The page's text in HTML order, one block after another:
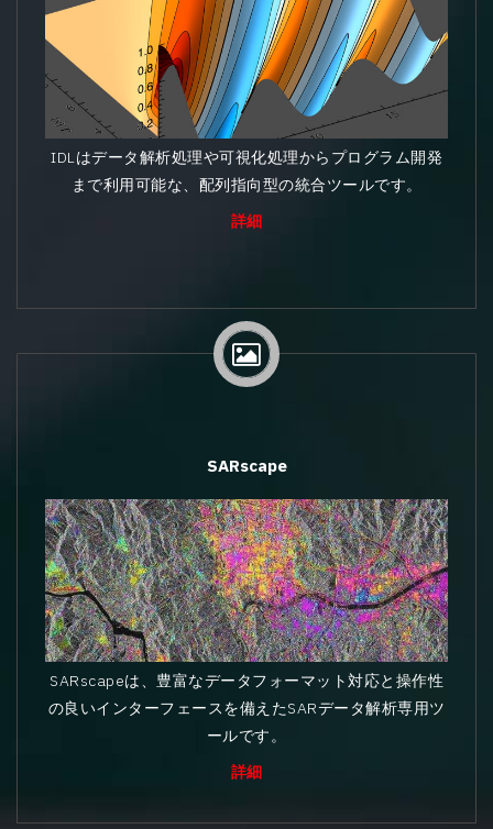
IDLはデータ解析処理や可視化処理からプログラム開発
まで利用可能な、配列指向型の統合ツールです。
詳細
SARscape
SARscapeは、豊富なデータフォーマット対応と操作性
の良いインターフェースを備えたSARデータ解析専用ツ
ールです。
詳細